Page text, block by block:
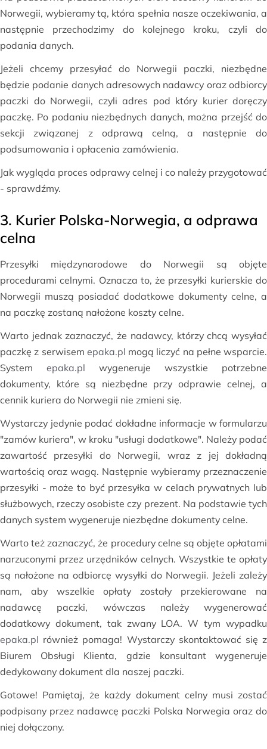
Norwegii, wybieramy tą, która spełnia nasze oczekiwania, a
następnie przechodzimy do kolejnego kroku, czyli do
podania danych.
Jeżeli chcemy przesyłać do Norwegii paczki, niezbędne
będzie podanie danych adresowych nadawcy oraz odbiorcy
paczki do Norwegii, czyli adres pod który kurier doręczy
paczkę. Po podaniu niezbędnych danych, można przejść do
sekcji związanej z odprawą celną, a następnie do
podsumowania i opłacenia zamówienia.
Jak wygląda proces odprawy celnej i co należy przygotować
- sprawdźmy.
3. Kurier Polska-Norwegia, a odprawa
celna
Przesyłki międzynarodowe do Norwegii są objęte
procedurami celnymi. Oznacza to, że przesyłki kurierskie do
Norwegii muszą posiadać dodatkowe dokumenty celne, a
na paczkę zostaną nałożone koszty celne.
Warto jednak zaznaczyć, że nadawcy, którzy chcą wysyłać
paczkę z serwisem epaka.pl mogą liczyć na pełne wsparcie.
System epaka.pl wygeneruje wszystkie potrzebne
dokumenty, które są niezbędne przy odprawie celnej, a
cennik kuriera do Norwegii nie zmieni się.
Wystarczy jedynie podać dokładne informacje w formularzu
"zamów kuriera", w kroku "usługi dodatkowe". Należy podać
zawartość przesyłki do Norwegii, wraz z jej dokładną
wartością oraz wagą. Następnie wybieramy przeznaczenie
przesyłki - może to być przesyłka w celach prywatnych lub
służbowych, rzeczy osobiste czy prezent. Na podstawie tych
danych system wygeneruje niezbędne dokumenty celne.
Warto też zaznaczyć, że procedury celne są objęte opłatami
narzuconymi przez urzędników celnych. Wszystkie te opłaty
są nałożone na odbiorcę wysyłki do Norwegii. Jeżeli zależy
nam, aby wszelkie opłaty zostały przekierowane na
nadawcę paczki, wówczas należy wygenerować
dodatkowy dokument, tak zwany LOA. W tym wypadku
epaka.pl również pomaga! Wystarczy skontaktować się z
Biurem Obsługi Klienta, gdzie konsultant wygeneruje
dedykowany dokument dla naszej paczki.
Gotowe! Pamiętaj, że każdy dokument celny musi zostać
podpisany przez nadawcę paczki Polska Norwegia oraz do
niej dołączony.